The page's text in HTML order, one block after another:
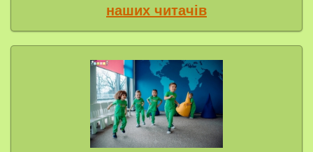
наших читачів